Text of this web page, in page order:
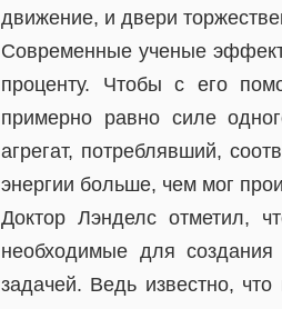
движение, и двери
Современные ученые
проценту. Чтобы с его
примерно равно силе
агрегат, потреблявший,
энергии больше, чем мог
Доктор Лэнделс отметил,
необходимые для
задачей. Ведь известно,